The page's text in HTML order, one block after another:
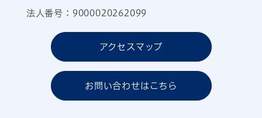
法人番号：9000020262099
アクセスマップ
お問い合わせはこちら